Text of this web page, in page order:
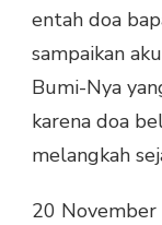
entah doa
sampaikan
Bumi-Nya
karena doa
melangkah
20